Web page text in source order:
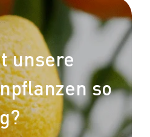
unsere
so